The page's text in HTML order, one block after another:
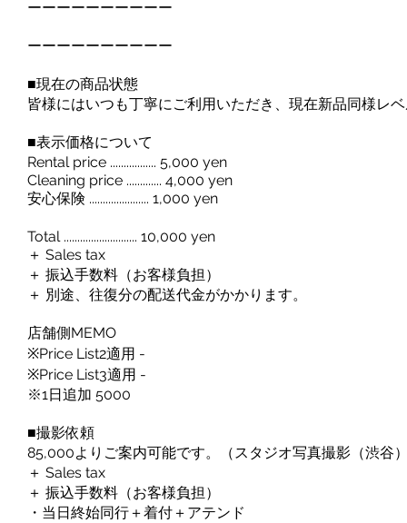
ーーーーーーーーーー
ーーーーーーーーーー
■現在の商品状態
皆様にはいつも丁寧にご利用いただき、現在新品同様レ
■表示価格について
Rental price ................. 5,000 yen
Cleaning price ............. 4,000 yen
安心保険 ...................... 1,000 yen
Total ........................... 10,000 yen
＋ Sales tax
＋ 振込手数料（お客様負担）
＋ 別途、往復分の配送代金がかかります。
店舗側MEMO
※Price List2適用 -
※Price List3適用 -
※1日追加 5000
■撮影依頼
85,000よりご案内可能です。（スタジオ写真撮影（渋谷
＋ Sales tax
＋ 振込手数料（お客様負担）
・当日終始同行＋着付＋アテンド